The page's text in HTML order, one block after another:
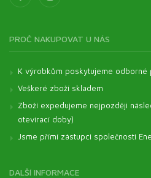
PROČ NAKUPOVAT U NÁS
K výrobkům poskytujeme odborné
Veškeré zboží skladem
Zboží expedujeme nejpozději
otevírací doby)
Jsme přímí zástupci společnosti
DALŠÍ INFORMACE